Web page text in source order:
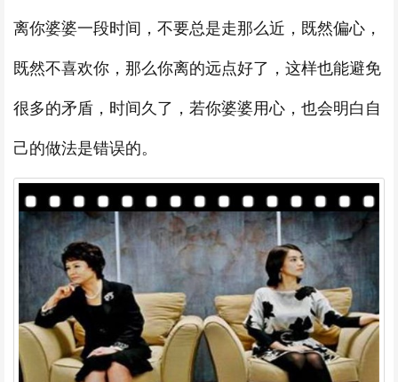
离你婆婆一段时间，不要总是走那么近，既然偏心，
既然不喜欢你，那么你离的远点好了，这样也能避免
很多的矛盾，时间久了，若你婆婆用心，也会明白自
己的做法是错误的。